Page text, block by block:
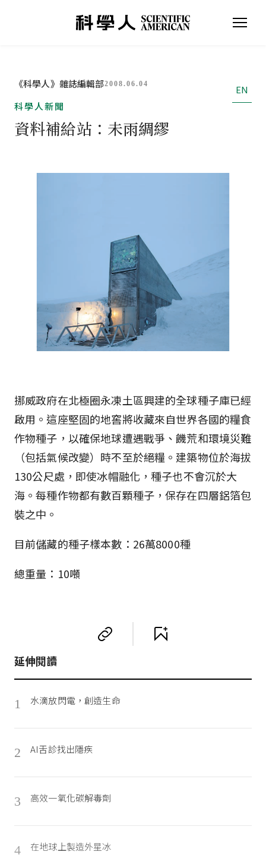
《科學人》雜誌編輯部2008.06.04
EN
科學人新聞
資料補給站：未雨綢繆
挪威政府在北極圈永凍土區興建的全球種子庫已經
啟用。這座堅固的地窖將收藏來自世界各國的糧食
作物種子，以確保地球遭遇戰爭、饑荒和環境災難
（包括氣候改變）時不至於絕糧。建築物位於海拔
130公尺處，即使冰帽融化，種子也不會沉於大
海。每種作物都有數百顆種子，保存在四層鋁箔包
裝之中。
目前儲藏的種子樣本數：26萬8000種
總重量：10噸
延伸閱讀
1 水滴放閃電，創造生命
2 AI舌診找出隱疾
3 高效一氧化碳解毒劑
4 在地球上製造外星冰